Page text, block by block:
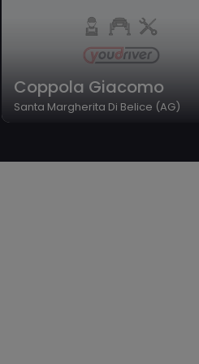
Coppola Giacomo
Santa Margherita Di Belice (AG)